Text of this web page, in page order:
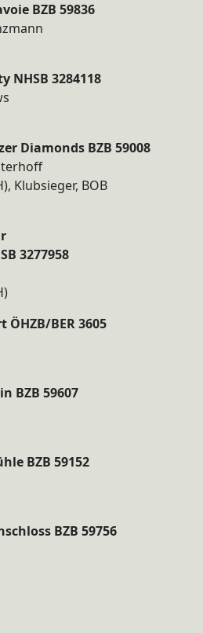
BZB 59836
NHSB 3284118
Diamonds BZB 59008
Klubsieger, BOB
3277958
BER 3605
BZB 59607
BZB 59152
BZB 59756